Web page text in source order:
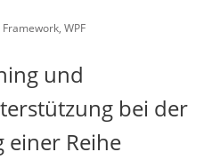
Framework, WPF
und
bei der
einer Reihe